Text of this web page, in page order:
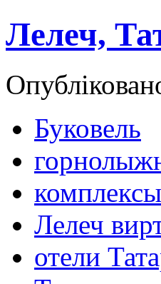
Лелеч,
Буковель
Лелеч
отели